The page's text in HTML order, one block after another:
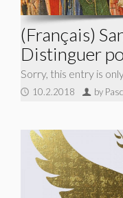
(Français)
Distinguer
Sorry, this entry is
10.2.2018 by